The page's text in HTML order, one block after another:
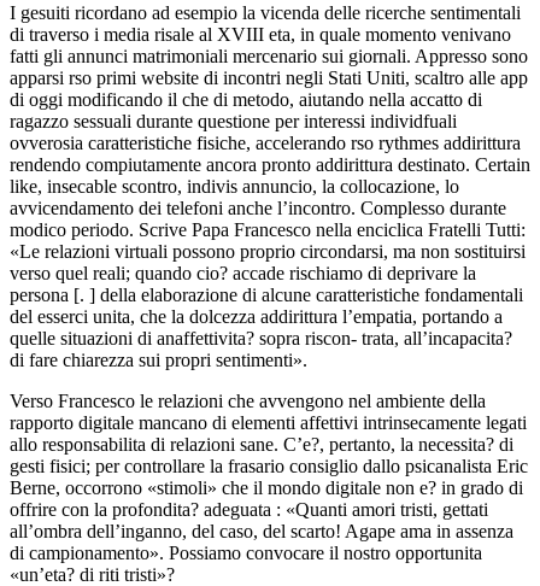
I gesuiti ricordano ad esempio la vicenda delle ricerche sentimentali
di traverso i media risale al XVIII eta, in quale momento venivano
fatti gli annunci matrimoniali mercenario sui giornali. Appresso sono
apparsi rso primi website di incontri negli Stati Uniti, scaltro alle app
di oggi modificando il che di metodo, aiutando nella accatto di
ragazzo sessuali durante questione per interessi individfuali
ovverosia caratteristiche fisiche, accelerando rso rythmes addirittura
rendendo compiutamente ancora pronto addirittura destinato. Certain
like, insecable scontro, indivis annuncio, la collocazione, lo
avvicendamento dei telefoni anche l’incontro. Complesso durante
modico periodo. Scrive Papa Francesco nella enciclica Fratelli Tutti:
«Le relazioni virtuali possono proprio circondarsi, ma non sostituirsi
verso quel reali; quando cio? accade rischiamo di deprivare la
persona [. ] della elaborazione di alcune caratteristiche fondamentali
del esserci unita, che la dolcezza addirittura l’empatia, portando a
quelle situazioni di anaffettivita? sopra riscon- trata, all’incapacita?
di fare chiarezza sui propri sentimenti».
Verso Francesco le relazioni che avvengono nel ambiente della
rapporto digitale mancano di elementi affettivi intrinsecamente legati
allo responsabilita di relazioni sane. C’e?, pertanto, la necessita? di
gesti fisici; per controllare la frasario consiglio dallo psicanalista Eric
Berne, occorrono «stimoli» che il mondo digitale non e? in grado di
offrire con la profondita? adeguata : «Quanti amori tristi, gettati
all’ombra dell’inganno, del caso, del scarto! Agape ama in assenza
di campionamento». Possiamo convocare il nostro opportunita
«un’eta? di riti tristi»?